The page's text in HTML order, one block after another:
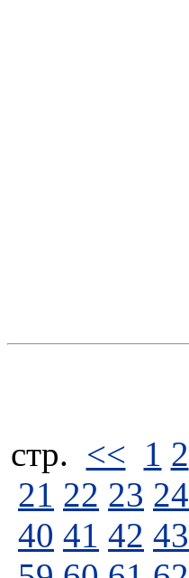
стp. << 1 2
21 22 23 24
40 41 42 43